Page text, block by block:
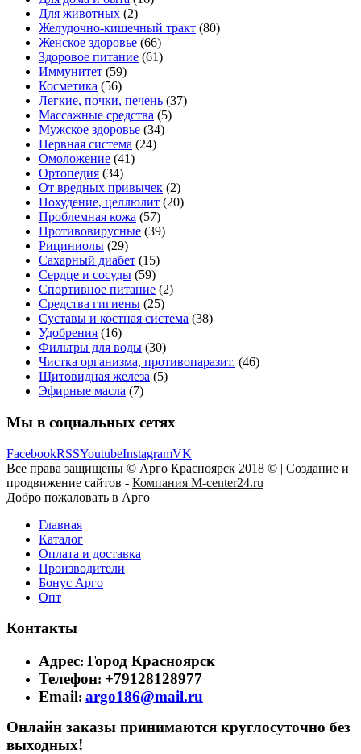
Для животных (2)
Желудочно-кишечный тракт (80)
Женское здоровье (66)
Здоровое питание (61)
Иммунитет (59)
Косметика (56)
Легкие, почки, печень (37)
Массажные средства (5)
Мужское здоровье (34)
Нервная система (24)
Омоложение (41)
Ортопедия (34)
От вредных привычек (2)
Похудение, целлюлит (20)
Проблемная кожа (57)
Противовирусные (39)
Рициниолы (29)
Сахарный диабет (15)
Сердце и сосуды (59)
Спортивное питание (2)
Средства гигиены (25)
Суставы и костная система (38)
Удобрения (16)
Фильтры для воды (30)
Чистка организма, противопаразит. (46)
Щитовидная железа (5)
Эфирные масла (7)
Мы в социальных сетях
FacebookRSSYoutubeInstagramVK
Все права защищены © Арго Красноярск 2018 © | Создание и
продвижение сайтов - Компания M-center24.ru
Добро пожаловать в Арго
Главная
Каталог
Оплата и доставка
Производители
Бонус Арго
Опт
Контакты
Адрес: Город Красноярск
Телефон: +79128128977
Email: argo186@mail.ru
Онлайн заказы принимаются круглосуточно без
выходных!